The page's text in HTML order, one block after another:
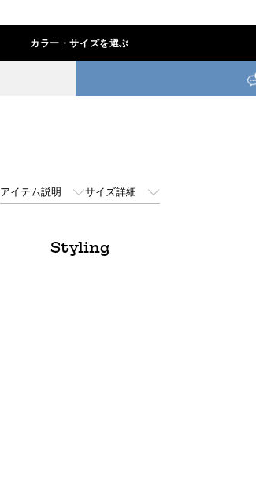
カラー・サイズを選ぶ
アイテム説明 サイズ詳細
Styling